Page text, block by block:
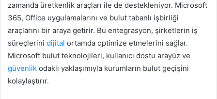
zamanda üretkenlik araçları ile de destekleniyor. Microsoft
365, Office uygulamalarını ve bulut tabanlı işbirliği
araçlarını bir araya getirir. Bu entegrasyon, şirketlerin iş
süreçlerini dijital ortamda optimize etmelerini sağlar.
Microsoft bulut teknolojileri, kullanıcı dostu arayüz ve
güvenlik odaklı yaklaşımıyla kurumların bulut geçişini
kolaylaştırır.